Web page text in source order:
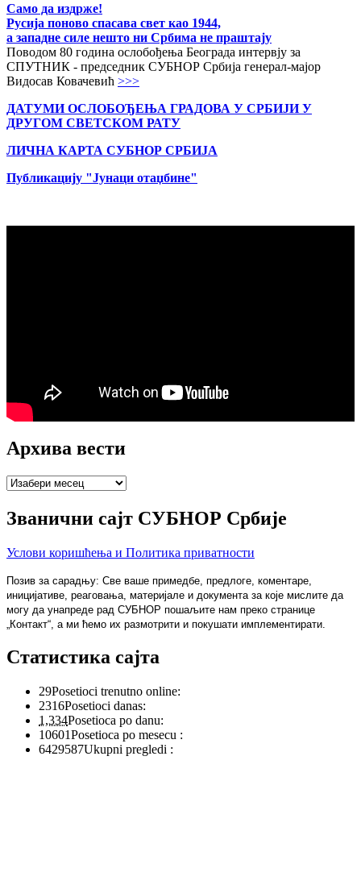
Само да издрже!
Русија поново спасава свет као 1944,
а западне силе нешто ни Србима не праштају
Поводом 80 година ослобођења Београда интервју за
СПУТНИК - председник СУБНОР Србија генерал-мајор
Видосав Ковачевић >>>
ДАТУМИ ОСЛОБОЂЕЊА ГРАДОВА У СРБИЈИ У
ДРУГОМ СВЕТСКОМ РАТУ
ЛИЧНА КАРТА СУБНОР СРБИЈА
Публикацију "Јунаци отаџбине"
Архива вести
Архива
Званични сајт СУБНОР Србије
Услови коришћења и Политика приватности
Позив за сарадњу: Све ваше примедбе, предлоге, коментаре,
иницијативе, реаговања, материјале и документа за које мислите да
могу да унапреде рад СУБНОР пошаљите нам преко странице
„Контакт“, а ми ћемо их размотрити и покушати имплементирати.
Статистика сајта
29Posetioci trenutno online:
2316Posetioci danas:
1,334Posetioca po danu:
10601Posetioca po mesecu :
6429587Ukupni pregledi :